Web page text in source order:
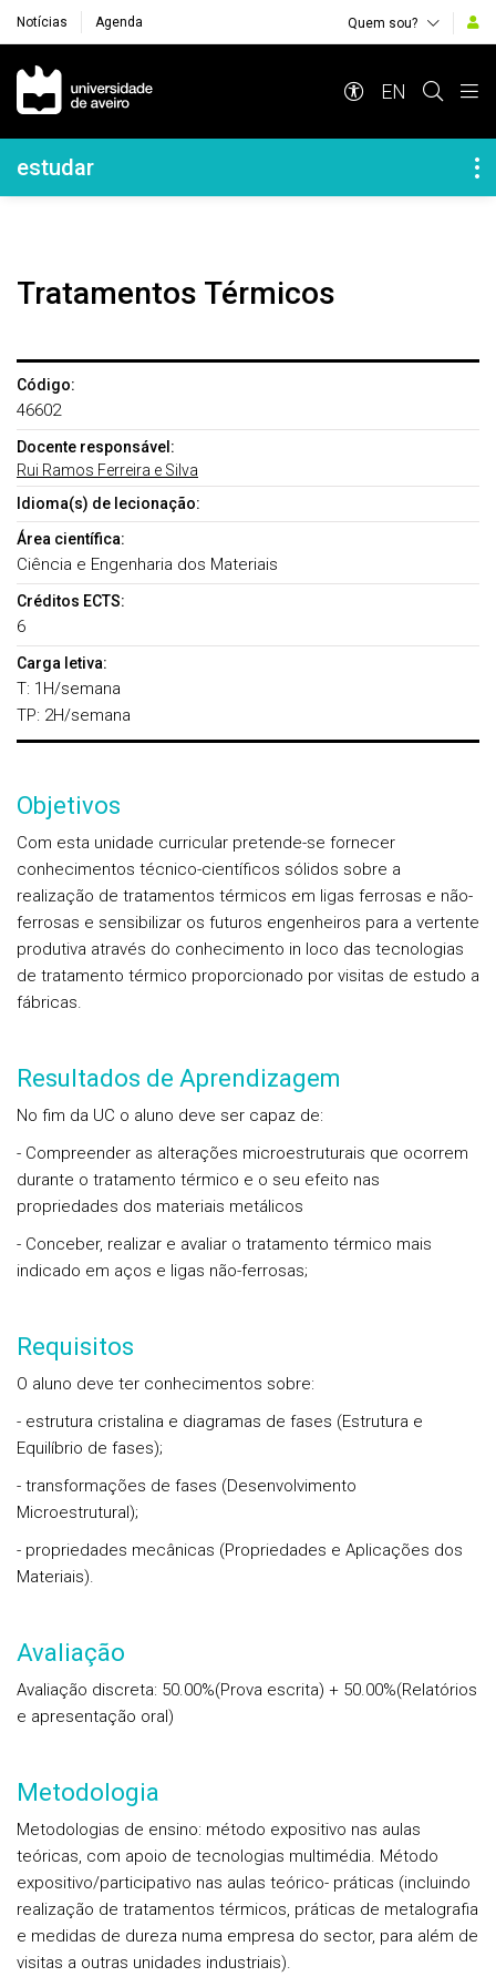
Notícias Agenda Quem sou?
Navegação Principal
EN
Navegação Lateral
estudar
Tratamentos Térmicos
Código:
46602
Docente responsável:
Rui Ramos Ferreira e Silva
Idioma(s) de lecionação:
Área científica:
Ciência e Engenharia dos Materiais
Créditos ECTS:
6
Carga letiva:
T: 1H/semana
TP: 2H/semana
Objetivos
Com esta unidade curricular pretende-se fornecer
conhecimentos técnico-científicos sólidos sobre a
realização de tratamentos térmicos em ligas ferrosas e não-
ferrosas e sensibilizar os futuros engenheiros para a vertente
produtiva através do conhecimento in loco das tecnologias
de tratamento térmico proporcionado por visitas de estudo a
fábricas.
Resultados de Aprendizagem
No fim da UC o aluno deve ser capaz de:
- Compreender as alterações microestruturais que ocorrem
durante o tratamento térmico e o seu efeito nas
propriedades dos materiais metálicos
- Conceber, realizar e avaliar o tratamento térmico mais
indicado em aços e ligas não-ferrosas;
Requisitos
O aluno deve ter conhecimentos sobre:
- estrutura cristalina e diagramas de fases (Estrutura e
Equilíbrio de fases);
- transformações de fases (Desenvolvimento
Microestrutural);
- propriedades mecânicas (Propriedades e Aplicações dos
Materiais).
Avaliação
Avaliação discreta: 50.00%(Prova escrita) + 50.00%(Relatórios
e apresentação oral)
Metodologia
Metodologias de ensino: método expositivo nas aulas
teóricas, com apoio de tecnologias multimédia. Método
expositivo/participativo nas aulas teórico- práticas (incluindo
realização de tratamentos térmicos, práticas de metalografia
e medidas de dureza numa empresa do sector, para além de
visitas a outras unidades industriais).